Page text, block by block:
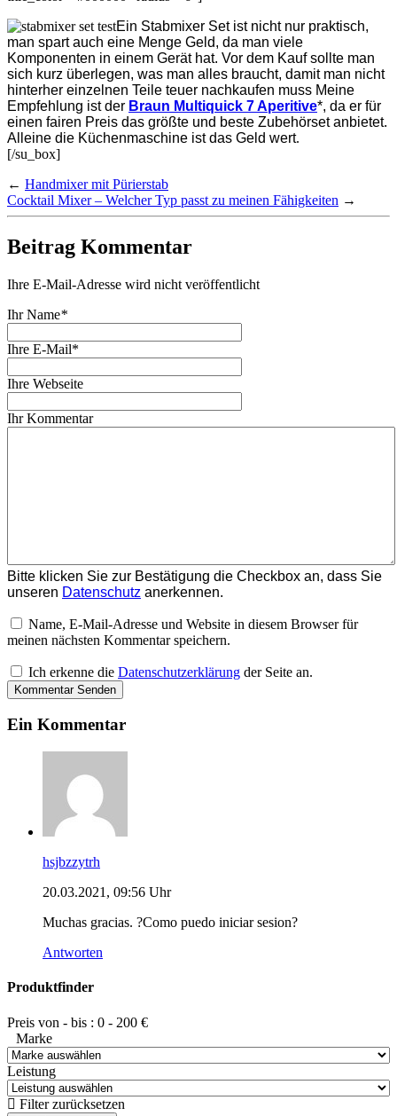
Ein Stabmixer Set ist nicht nur praktisch,
man spart auch eine Menge Geld, da man viele
Komponenten in einem Gerät hat. Vor dem Kauf sollte man
sich kurz überlegen, was man alles braucht, damit man nicht
hinterher einzelnen Teile teuer nachkaufen muss Meine
Empfehlung ist der Braun Multiquick 7 Aperitive*, da er für
einen fairen Preis das größte und beste Zubehörset anbietet.
Alleine die Küchenmaschine ist das Geld wert.
[/su_box]
← Handmixer mit Pürierstab
Cocktail Mixer – Welcher Typ passt zu meinen Fähigkeiten →
Beitrag Kommentar
Ihre E-Mail-Adresse wird nicht veröffentlicht
Ihr Name*
Ihre E-Mail*
Ihre Webseite
Ihr Kommentar
Bitte klicken Sie zur Bestätigung die Checkbox an, dass Sie
unseren Datenschutz anerkennen.
Name, E-Mail-Adresse und Website in diesem Browser für
meinen nächsten Kommentar speichern.
Ich erkenne die Datenschutzerklärung der Seite an.
Ein Kommentar
hsjbzzytrh
20.03.2021, 09:56 Uhr
Muchas gracias. ?Como puedo iniciar sesion?
Antworten
Produktfinder
Preis von - bis : 0 - 200 €
Marke
Leistung
Filter zurücksetzen